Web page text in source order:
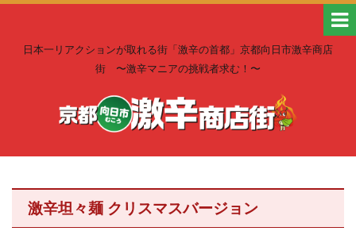
日本一リアクションが取れる街「激辛の首都」京都向日市激辛商店
街 〜激辛マニアの挑戦者求む！〜
激辛坦々麺 クリスマスバージョン